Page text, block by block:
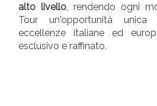
alto livello , rendendo ogni
Tour un'opportunità
eccellenze italiane ed
esclusivo e raffinato.